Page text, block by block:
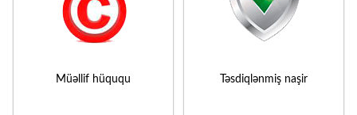
Müəllif hüququ Təsdiqlənmiş naşir